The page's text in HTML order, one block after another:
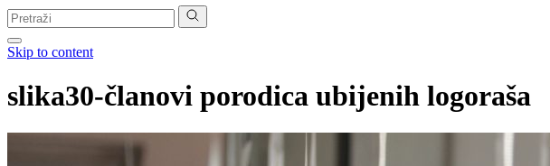
Pretraga:
Skip to content
slika30-članovi porodica ubijenih logoraša